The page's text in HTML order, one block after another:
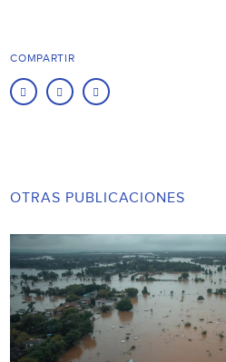
COMPARTIR
OTRAS PUBLICACIONES